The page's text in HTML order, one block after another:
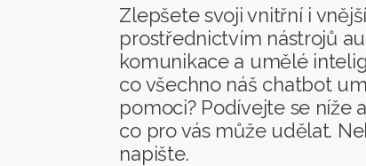
Zlepšete svoji vnitřní i
prostřednictvím nástrojů
komunikace a umělé
co všechno náš chatbot
pomoci? Podívejte se níže
co pro vás může udělat.
napište.